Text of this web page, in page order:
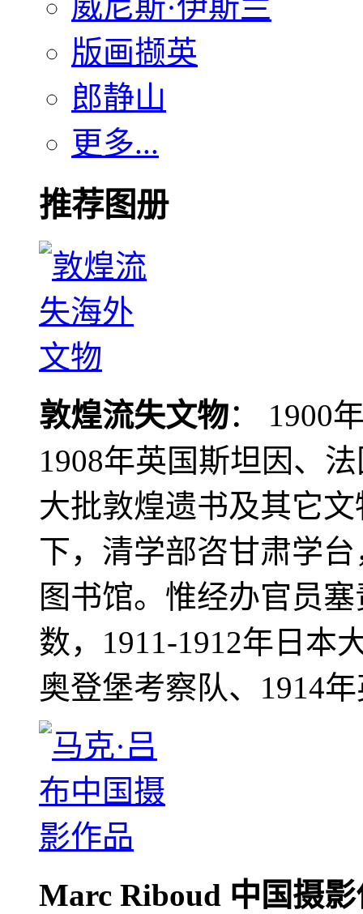
版画撷英
郎静山
更多...
推荐图册
敦煌流失文物： 1900
1908年英国斯坦因、
大批敦煌遗书及其它
下，清学部咨甘肃学
图书馆。惟经办官员
数，1911-1912年日本
奥登堡考察队、1914
Marc Riboud 中国摄